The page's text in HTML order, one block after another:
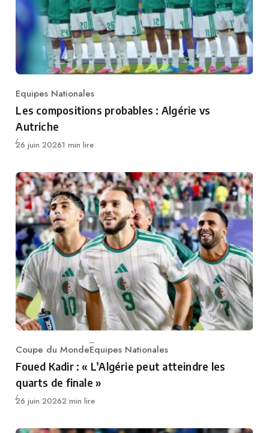
Category
Equipes Nationales
Les compositions probables : Algérie vs
Autriche
Publié
26 juin 20261 min lire
Category
Coupe du MondeEquipes Nationales
Foued Kadir : « L’Algérie peut atteindre les
quarts de finale »
Publié
26 juin 20262 min lire